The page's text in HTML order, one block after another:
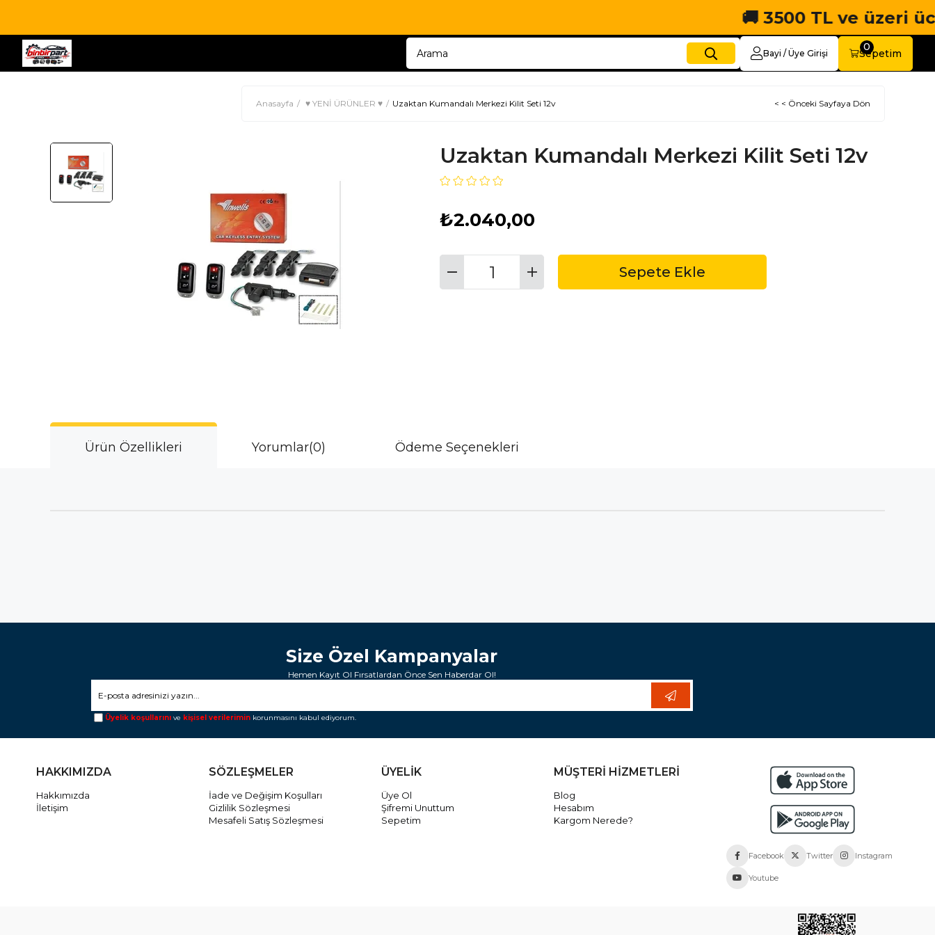
🚚 3500 TL ve üzeri
Bayi / Üye Girişi Sepetim
0
Anasayfa ♥ YENİ ÜRÜNLER ♥ Uzaktan Kumandalı Merkezi Kilit Seti 12v < < Önceki Sayfaya Dön
Uzaktan Kumandalı Merkezi Kilit Seti 12v
₺2.040,00
Ürün Özellikleri Yorumlar(0) Ödeme Seçenekleri
Size Özel Kampanyalar
Hemen Kayıt Ol Fırsatlardan Önce Sen Haberdar Ol!
Üyelik koşullarını ve kişisel verilerimin korunmasını kabul ediyorum.
HAKKIMIZDA
Hakkımızda
İletişim
SÖZLEŞMELER
İade ve Değişim Koşulları
Gizlilik Sözleşmesi
Mesafeli Satış Sözleşmesi
ÜYELİK
Üye Ol
Şifremi Unuttum
Sepetim
MÜŞTERİ HİZMETLERİ
Blog
Hesabım
Kargom Nerede?
Facebook Twitter Instagram
Youtube